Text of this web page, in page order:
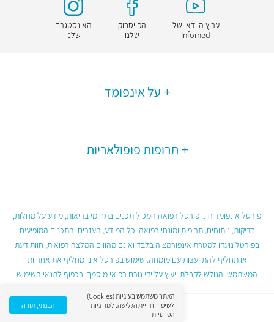
ערוץ הוידאו של
Infomed
הפייסבוק
שלנו
האינסטגרם
שלנו
על אינפומד
תרופות פופולאריות
פורטל אינפומד הינו פורטל רפואה המכיל תכנים בתחומי בריאות, מידע על מחלות,
בדיקות, ניתוחים, תרופות ומונחי רפואה. כל המידע, העזרים והתכנים המופיעים
בפורטל נועדו למטרת אינפורמציה בלבד ואינם מהווים המלצה רפואית, חוות דעת
או תחליף להתייעצות עם מומחה. שימוש בפורטל אינו מחליף את אחריות
המשתמש והגולש לקבלת ייעוץ על ידי גורם רפואי מוסמך ובכפוף לתנאי השימוש
בפורטל.
האתר משתמש בעוגיות (Cookies)
לשיפור חוויית הגלישה. למדיניות
הפרטיות
הבנתי, תודה